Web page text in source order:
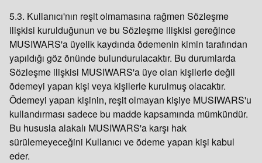
5.3. Kullanıcı'nın reşit olmamasına rağmen Sözleşme
ilişkisi kurulduğunun ve bu Sözleşme ilişkisi gereğince
MUSIWARS'a üyelik kaydında ödemenin kimin tarafından
yapıldığı göz önünde bulundurulacaktır. Bu durumlarda
Sözleşme ilişkisi MUSIWARS'a üye olan kişilerle değil
ödemeyi yapan kişi veya kişilerle kurulmuş olacaktır.
Ödemeyi yapan kişinin, reşit olmayan kişiye MUSIWARS'u
kullandırması sadece bu madde kapsamında mümkündür.
Bu hususla alakalı MUSIWARS'a karşı hak
sürülemeyeceğini Kullanıcı ve ödeme yapan kişi kabul
eder.